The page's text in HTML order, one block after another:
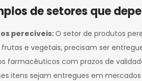
de setores que
perecíveis:O setor de produtos
frutas e vegetais, precisam ser
farmacêuticos com prazos de
itens sejam entregues em